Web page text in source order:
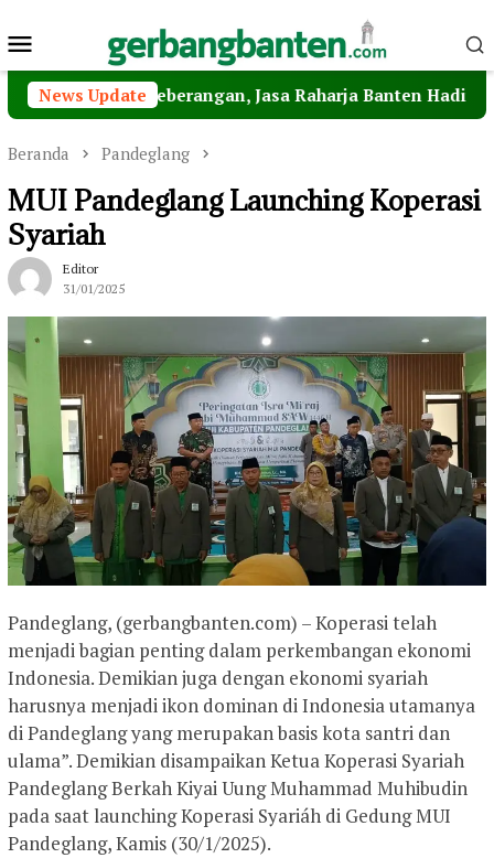
ke
Menu
Mobile
News Update
Penyeberangan, Jasa Raharja Banten Hadiri Peresmian
Beranda Pandeglang
MUI Pandeglang Launching Koperasi
Syariah
Editor
31/01/2025
Pandeglang, (gerbangbanten.com) – Koperasi telah
menjadi bagian penting dalam perkembangan ekonomi
Indonesia. Demikian juga dengan ekonomi syariah
harusnya menjadi ikon dominan di Indonesia utamanya
di Pandeglang yang merupakan basis kota santri dan
ulama”. Demikian disampaikan Ketua Koperasi Syariah
Pandeglang Berkah Kiyai Uung Muhammad Muhibudin
pada saat launching Koperasi Syariáh di Gedung MUI
Pandeglang, Kamis (30/1/2025).